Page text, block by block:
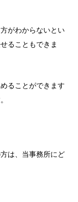
がわからないとい
ることもできま
ることができます
は、当事務所にど